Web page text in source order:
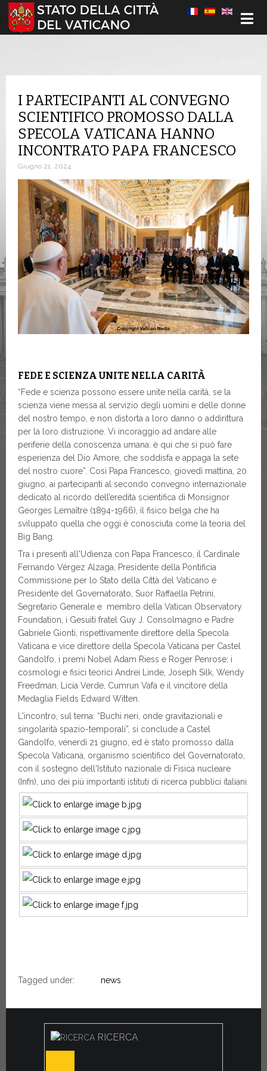
Seleziona la tua lingua
I PARTECIPANTI AL CONVEGNO
SCIENTIFICO PROMOSSO DALLA
SPECOLA VATICANA HANNO
INCONTRATO PAPA FRANCESCO
Giugno 21, 2024
FEDE E SCIENZA UNITE NELLA CARITÀ
“Fede e scienza possono essere unite nella carità, se la
scienza viene messa al servizio degli uomini e delle donne
del nostro tempo, e non distorta a loro danno o addirittura
per la loro distruzione. Vi incoraggio ad andare alle
periferie della conoscenza umana: è qui che si può fare
esperienza del Dio Amore, che soddisfa e appaga la sete
del nostro cuore”. Così Papa Francesco, giovedì mattina, 20
giugno, ai partecipanti al secondo convegno internazionale
dedicato al ricordo dell’eredità scientifica di Monsignor
Georges Lemaître (1894-1966), il fisico belga che ha
sviluppato quella che oggi è conosciuta come la teoria del
Big Bang.
Tra i presenti all'Udienza con Papa Francesco, il Cardinale
Fernando Vérgez Alzaga, Presidente della Pontificia
Commissione per lo Stato della Città del Vaticano e
Presidente del Governatorato, Suor Raffaella Petrini,
Segretario Generale e membro della Vatican Observatory
Foundation, i Gesuiti fratel Guy J. Consolmagno e Padre
Gabriele Gionti, rispettivamente direttore della Specola
Vaticana e vice direttore della Specola Vaticana per Castel
Gandolfo, i premi Nobel Adam Riess e Roger Penrose; i
cosmologi e fisici teorici Andrei Linde, Joseph Silk, Wendy
Freedman, Licia Verde, Cumrun Vafa e il vincitore della
Medaglia Fields Edward Witten.
L'incontro, sul tema: “Buchi neri, onde gravitazionali e
singolarità spazio-temporali”, si conclude a Castel
Gandolfo, venerdì 21 giugno, ed è stato promosso dalla
Specola Vaticana, organismo scientifico del Governatorato,
con il sostegno dell'Istituto nazionale di Fisica nucleare
(Infn), uno dei più importanti istituti di ricerca pubblici italiani.
Tagged under: news
RICERCA